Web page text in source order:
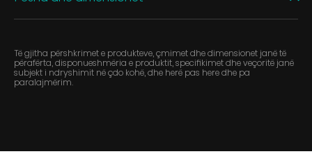
Të gjitha përshkrimet e produkteve, çmimet dhe dimensionet janë të
përafërta, disponueshmëria e produktit, specifikimet dhe veçoritë janë
subjekt i ndryshimit në çdo kohë, dhe herë pas here dhe pa
paralajmërim.